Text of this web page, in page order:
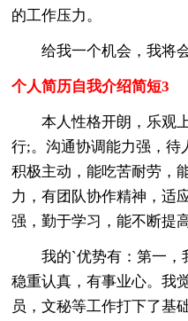
的工作压力。
给我一个机会，我将会
个人简历自我介绍简短3
本人性格开朗，乐观上
行;。沟通协调能力强，待
积极主动，能吃苦耐劳，
力，有团队协作精神，适
强，勤于学习，能不断提
我的`优势有：第一，
稳重认真，有事业心。我
员，文秘等工作打下了基